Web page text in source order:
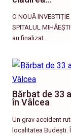
O NOUĂ
SPITALUL
au finalizat…
Bărbat de 33
în Vâlcea
Un grav accident
localitatea